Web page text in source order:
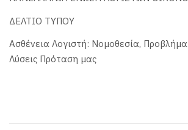
ΔΕΛΤΙΟ ΤΥΠΟΥ
Ασθένεια Λογιστή: Νομοθεσία,
Λύσεις Πρόταση μας